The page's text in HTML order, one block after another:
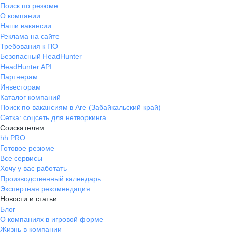
Поиск по резюме
О компании
Наши вакансии
Реклама на сайте
Требования к ПО
Безопасный HeadHunter
HeadHunter API
Партнерам
Инвесторам
Каталог компаний
Поиск по вакансиям в Аге (Забайкальский край)
Сетка: соцсеть для нетворкинга
Соискателям
hh PRO
Готовое резюме
Все сервисы
Хочу у вас работать
Производственный календарь
Экспертная рекомендация
Новости и статьи
Блог
О компаниях в игровой форме
Жизнь в компании